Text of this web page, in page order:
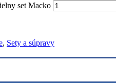
set Macko
, Sety a súpravy